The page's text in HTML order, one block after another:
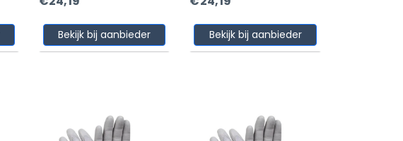
Bekijk bij aanbieder Bekijk bij aanbieder